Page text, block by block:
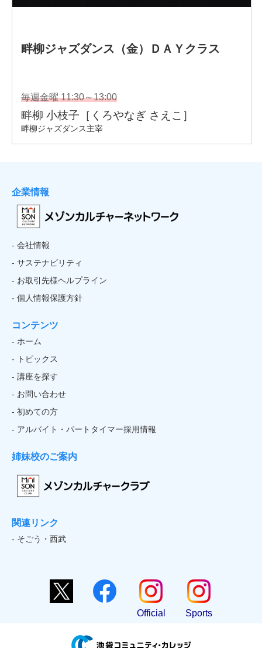
企業情報
- 会社情報
- サステナビリティ
- お取引先様ヘルプライン
- 個人情報保護方針
コンテンツ
- ホーム
- トピックス
- 講座を探す
- お問い合わせ
- 初めての方
- アルバイト・パートタイマー採用情報
姉妹校のご案内
関連リンク
- そごう・西武
Official Sports